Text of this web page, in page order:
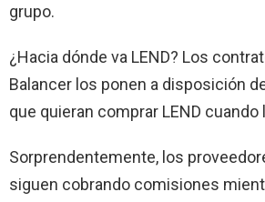
grupo.
¿Hacia dónde va LEND? Los
Balancer los ponen a disposición
que quieran comprar LEND
Sorprendentemente, los
siguen cobrando comisiones